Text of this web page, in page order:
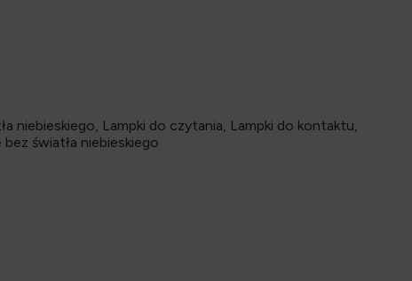
niebieskiego, Lampki do czytania, Lampki do kontaktu,
światła niebieskiego